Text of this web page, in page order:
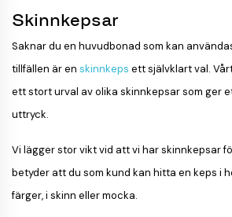
Skinnkepsar
Saknar du en huvudbonad som kan
tillfällen är en skinnkeps ett självklart val.
ett stort urval av olika skinnkepsar som ger
uttryck.
Vi lägger stor vikt vid att vi har skinnkepsar
betyder att du som kund kan hitta en keps i
färger, i skinn eller mocka.